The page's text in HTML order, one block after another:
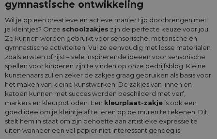
gymnastische ontwikkeling
Wil je op een creatieve en actieve manier tijd doorbrengen met
je kleintjes? Onze schoolzakjes zijn de perfecte keuze voor jou!
Ze kunnen worden gebruikt voor sensorische, motorische en
gymnastische activiteiten. Vul ze eenvoudig met losse materialen
zoals erwten of rijst – vele inspirerende ideeën voor sensorische
spellen voor kinderen zijn te vinden op onze bedrijfsblog. Kleine
kunstenaars zullen zeker de zakjes graag gebruiken als basis voor
het maken van kleine kunstwerken. De zakjes van linnen en
katoen kunnen met succes worden beschilderd met verf,
markers en kleurpotloden. Een kleurplaat-zakje is ook een
goed idee om je kleintje af te leren op de muren te tekenen. Dit
stelt hem in staat om zijn behoefte aan artistieke expressie te
uiten wanneer een vel papier niet interessant genoeg is.